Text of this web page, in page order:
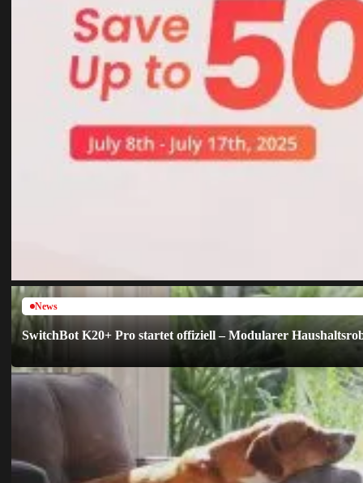
News
SwitchBot K20+ Pro startet offiziell – Modularer